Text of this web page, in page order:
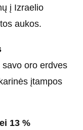
į Izraelio
aukos.
oro erdves
įtampos
13 %